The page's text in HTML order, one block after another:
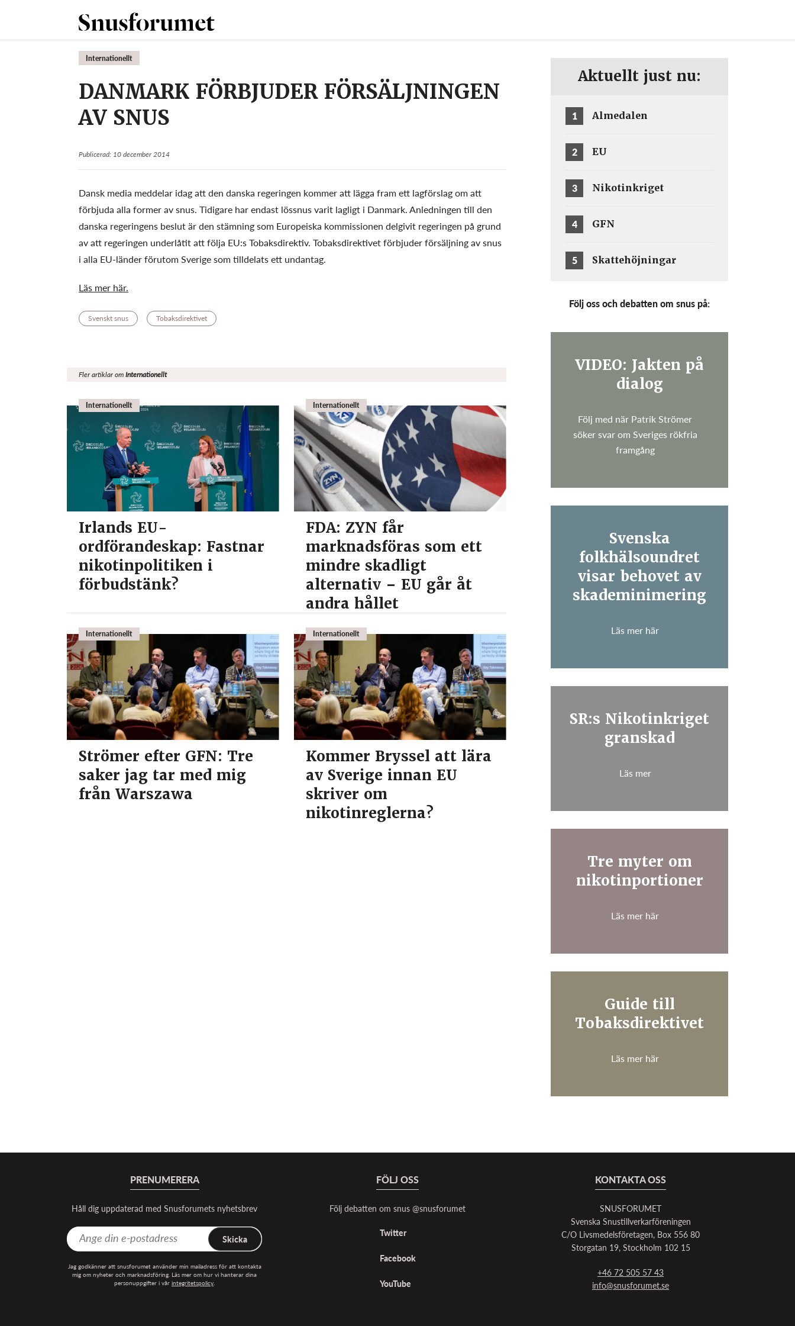
Internationellt
DANMARK FÖRBJUDER FÖRSÄLJNINGEN
AV SNUS
Publicerad: 10 december 2014
Dansk media meddelar idag att den danska regeringen kommer att lägga fram ett lagförslag om att
förbjuda alla former av snus. Tidigare har endast lössnus varit lagligt i Danmark. Anledningen till den
danska regeringens beslut är den stämning som Europeiska kommissionen delgivit regeringen på grund
av att regeringen underlåtit att följa EU:s Tobaksdirektiv. Tobaksdirektivet förbjuder försäljning av snus
i alla EU-länder förutom Sverige som tilldelats ett undantag.
Läs mer här.
Svenskt snus Tobaksdirektivet
Fler artiklar omInternationellt
Internationellt
Irlands EU-
ordförandeskap: Fastnar
nikotinpolitiken i
förbudstänk?
Internationellt
FDA: ZYN får
marknadsföras som ett
mindre skadligt
alternativ – EU går åt
andra hållet
Internationellt
Strömer efter GFN: Tre
saker jag tar med mig
från Warszawa
Internationellt
Kommer Bryssel att lära
av Sverige innan EU
skriver om
nikotinreglerna?
Aktuellt just nu:
1 Almedalen
2 EU
3 Nikotinkriget
4 GFN
5 Skattehöjningar
Följ oss och debatten om snus på:
VIDEO: Jakten på
dialog
Följ med när Patrik Strömer
söker svar om Sveriges rökfria
framgång
Svenska
folkhälsoundret
visar behovet av
skademinimering
Läs mer här
SR:s Nikotinkriget
granskad
Läs mer
Tre myter om
nikotinportioner
Läs mer här
Guide till
Tobaksdirektivet
Läs mer här
PRENUMERERA
Håll dig uppdaterad med Snusforumets nyhetsbrev
Skicka
Jag godkänner att snusforumet använder min mailadress för att kontakta
mig om nyheter och marknadsföring. Läs mer om hur vi hanterar dina
personuppgifter i vår integritetspolicy.
FÖLJ OSS
Följ debatten om snus @snusforumet
Twitter
Facebook
YouTube
KONTAKTA OSS
SNUSFORUMET
Svenska Snustillverkarföreningen
C/O Livsmedelsföretagen, Box 556 80
Storgatan 19, Stockholm 102 15
+46 72 505 57 43
info@snusforumet.se